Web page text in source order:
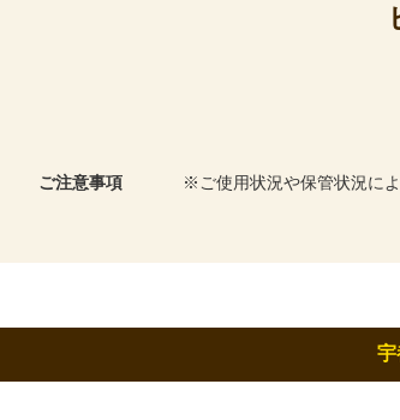
ご注意事項 ご使用状況や保管状況に
宇